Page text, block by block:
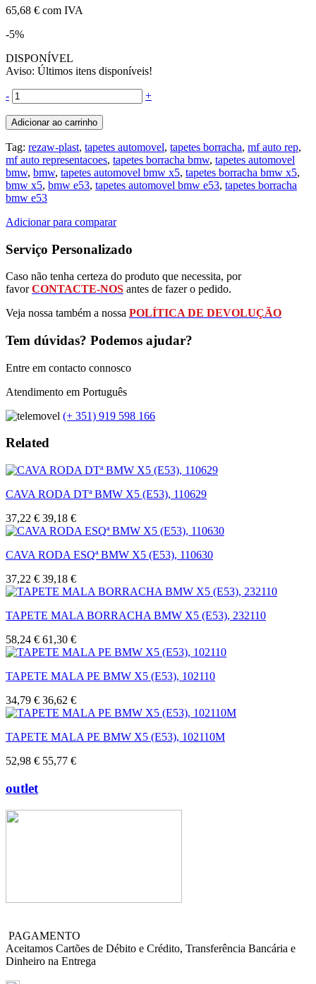
65,68 € com IVA
-5%
DISPONÍVEL
Aviso: Últimos itens disponíveis!
- +
Adicionar ao carrinho
Tag: rezaw-plast, tapetes automovel, tapetes borracha, mf auto rep,
mf auto representacoes, tapetes borracha bmw, tapetes automovel
bmw, bmw, tapetes automovel bmw x5, tapetes borracha bmw x5,
bmw x5, bmw e53, tapetes automovel bmw e53, tapetes borracha
bmw e53
Adicionar para comparar
Serviço Personalizado
Caso não tenha certeza do produto que necessita, por
favorCONTACTE-NOS antes de fazer o pedido.
Veja nossa também a nossa POLÍTICA DE DEVOLUÇÃO
Tem dúvidas? Podemos ajudar?
Entre em contacto connosco
Atendimento em Português
(+ 351) 919 598 166
Related
CAVA RODA DTª BMW X5 (E53), 110629
37,22 € 39,18 €
CAVA RODA ESQª BMW X5 (E53), 110630
37,22 € 39,18 €
TAPETE MALA BORRACHA BMW X5 (E53), 232110
58,24 € 61,30 €
TAPETE MALA PE BMW X5 (E53), 102110
34,79 € 36,62 €
TAPETE MALA PE BMW X5 (E53), 102110M
52,98 € 55,77 €
outlet
PAGAMENTO
Aceitamos Cartões de Débito e Crédito, Transferência Bancária e
Dinheiro na Entrega